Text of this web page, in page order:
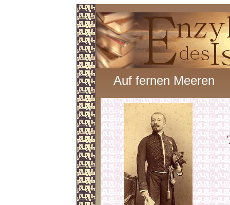
Auf fernen Meeren